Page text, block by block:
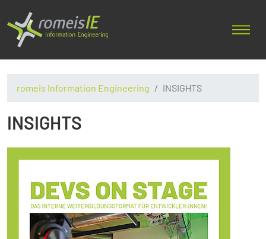
romeis Information Engineering INSIGHTS
INSIGHTS